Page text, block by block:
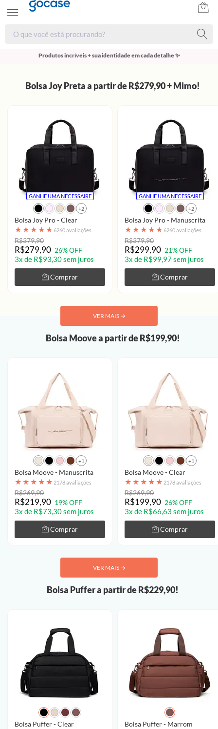
Produtos incríveis + sua identidade em cada detalhe ✨
Bolsa Joy Preta a partir de R$279,90 + Mimo!
GANHE UMA NECESSAIRE
+2
Bolsa Joy Pro - Clear
★ ★ ★ ★ ★ 6260 avaliações
R$379,90
R$279,90 26% OFF
3x de R$93,30 sem juros
Comprar
GANHE UMA NECESSAIRE
+2
Bolsa Joy Pro - Manuscrita
★ ★ ★ ★ ★ 6260 avaliações
R$379,90
R$299,90 21% OFF
3x de R$99,97 sem juros
Comprar
VER MAIS →
Bolsa Moove a partir de R$199,90!
+1
Bolsa Moove - Manuscrita
★ ★ ★ ★ ★ 2178 avaliações
R$269,90
R$219,90 19% OFF
3x de R$73,30 sem juros
Comprar
+1
Bolsa Moove - Clear
★ ★ ★ ★ ★ 2178 avaliações
R$269,90
R$199,90 26% OFF
3x de R$66,63 sem juros
Comprar
VER MAIS →
Bolsa Puffer a partir de R$229,90!
Bolsa Puffer - Clear
Bolsa Puffer - Marrom